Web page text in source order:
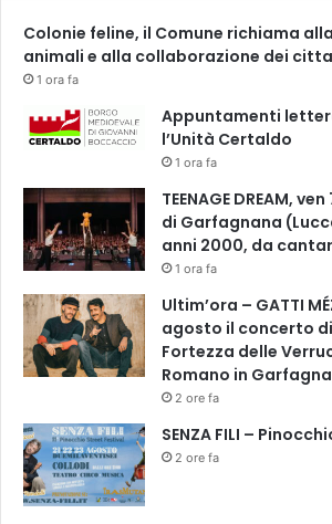
Colonie feline, il Comune richiama
animali e alla collaborazione dei
1 ora fa
Appuntamenti
l’Unità Certaldo
1 ora fa
TEENAGE DREAM,
di Garfagnana
anni 2000, da
1 ora fa
Ultim’ora – GATTI
agosto il concerto
Fortezza delle
Romano in
2 ore fa
SENZA FILI –
2 ore fa